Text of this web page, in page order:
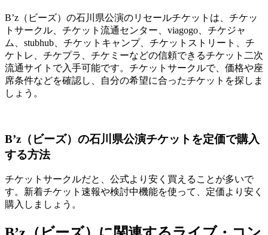
B’z（ビーズ）の石川県公演のリセールチケットは、チケッ
トサークル、チケット流通センター、viagogo、チケジャ
ム、stubhub、チケットキャンプ、チケットストリート、チ
ケトレ、チケプラ、チケミーなどの信頼できるチケット二次
流通サイトで入手可能です。チケットサークルで、価格や座
席条件などを確認し、自分の希望に合ったチケットを探しま
しょう。
B’z（ビーズ）の石川県公演チケットを定価で購入
する方法
チケットサークルだと、公式より安く買えることが多いで
す。新着チケット速報や検討中機能を使って、定価より安く
購入しましょう。